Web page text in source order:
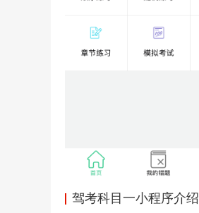
驾考科目一小程序介绍